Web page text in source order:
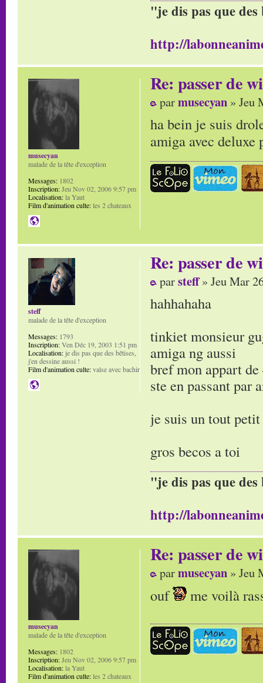
"je dis pas que
http://
Re: passer de
parmusecyan » Jeu
ha bein je suis
amiga avec
musecyan
malade de la tête d'exception
Messages: 1802
Inscription:Jeu Nov 02, 2006 9:57 pm
Localisation:la Yaut
Film d'animation culte:les 2 chateaux
Re: passer de
parsteff» Jeu Mar
hahhahaha
tinkiet monsieur
amiga ng aussi
bref mon appart
ste en passant par
je suis un tout
gros becos a toi
"je dis pas que
http://
steff
malade de la tête d'exception
Messages: 1793
Inscription:Ven Déc 19, 2003 1:51 pm
Localisation:je dis pas que des bêtises,
j'en dessine aussi !
Film d'animation culte:valse avec bachir
Re: passer de
parmusecyan » Jeu
ouf me voilà
musecyan
malade de la tête d'exception
Messages: 1802
Inscription:Jeu Nov 02, 2006 9:57 pm
Localisation:la Yaut
Film d'animation culte:les 2 chateaux